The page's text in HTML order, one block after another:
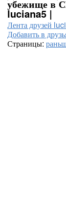
убежище в
luciana5 |
Лента друзей
Добавить в
Страницы: